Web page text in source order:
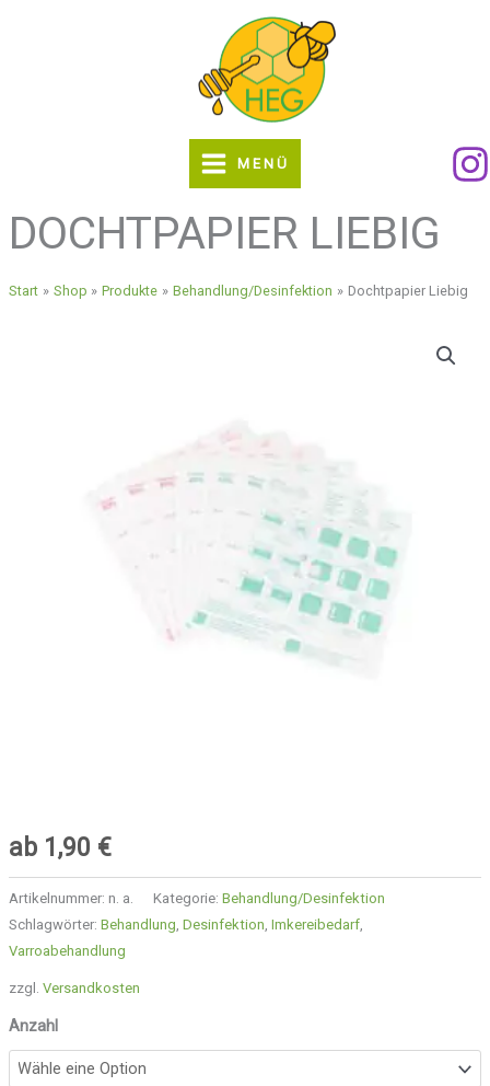
MENÜ
DOCHTPAPIER LIEBIG
Start Shop Produkte Behandlung/Desinfektion Dochtpapier Liebig
ab 1,90 €
Artikelnummer: n. a. Kategorie: Behandlung/Desinfektion
Schlagwörter: Behandlung Desinfektion Imkereibedarf,
Varroabehandlung
zzgl. Versandkosten
Anzahl